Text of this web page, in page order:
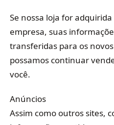
Se nossa loja for
empresa, suas
transferidas para os
possamos continuar
você.
Anúncios
Assim como outros sites,